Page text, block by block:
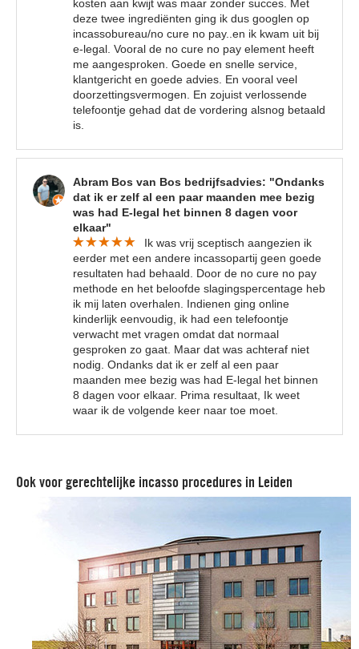
kosten aan kwijt was maar zonder succes. Met
deze twee ingrediënten ging ik dus googlen op
incassobureau/no cure no pay..en ik kwam uit bij
e-legal. Vooral de no cure no pay element heeft
me aangesproken. Goede en snelle service,
klantgericht en goede advies. En vooral veel
doorzettingsvermogen. En zojuist verlossende
telefoontje gehad dat de vordering alsnog betaald
is.
Abram Bos van Bos bedrijfsadvies: "Ondanks
dat ik er zelf al een paar maanden mee bezig
was had E-legal het binnen 8 dagen voor
elkaar"
Ik was vrij sceptisch aangezien ik
eerder met een andere incassopartij geen goede
resultaten had behaald. Door de no cure no pay
methode en het beloofde slagingspercentage heb
ik mij laten overhalen. Indienen ging online
kinderlijk eenvoudig, ik had een telefoontje
verwacht met vragen omdat dat normaal
gesproken zo gaat. Maar dat was achteraf niet
nodig. Ondanks dat ik er zelf al een paar
maanden mee bezig was had E-legal het binnen
8 dagen voor elkaar. Prima resultaat, Ik weet
waar ik de volgende keer naar toe moet.
Ook voor gerechtelijke incasso procedures in Leiden